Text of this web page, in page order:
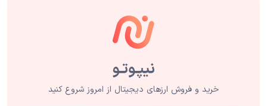
خرید و فروش ارزهای دیجیتال از امروز شروع کنید